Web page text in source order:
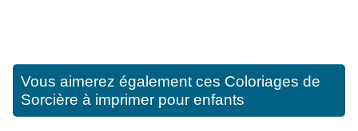
Vous aimerez également ces Coloriages de
Sorcière à imprimer pour enfants